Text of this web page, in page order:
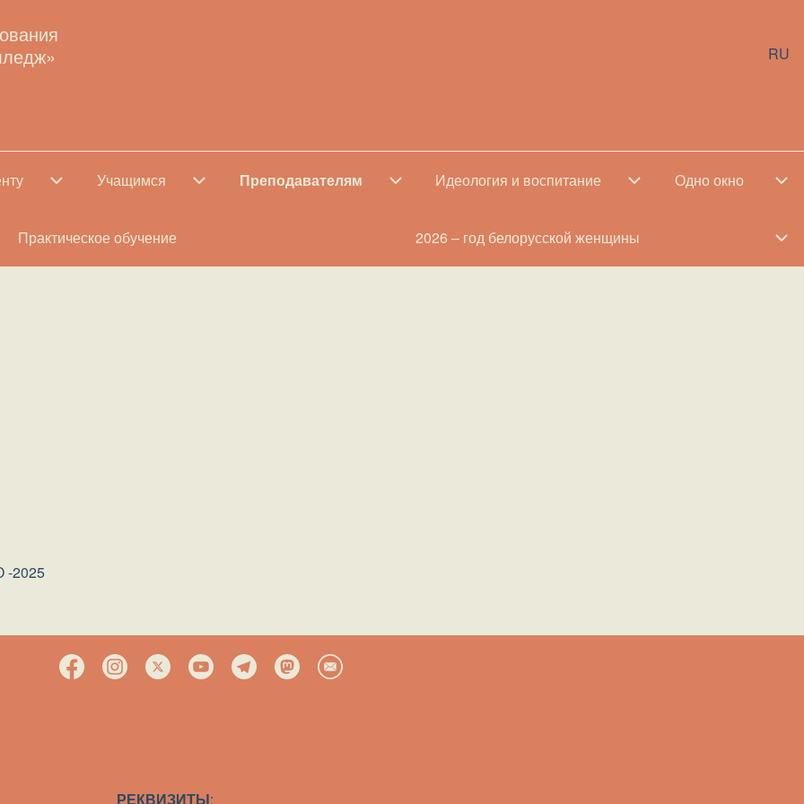
RU
Абитуриенту подменю
УчащимсяУчащимся подменюПреподавателямПреподавателям подменюИдеология и воспитаниеИдеология и воспитание подменю
Одно окно
Практическое обучение 2026 – год белорусской женщины
-2025
РЕКВИЗИТЫ: